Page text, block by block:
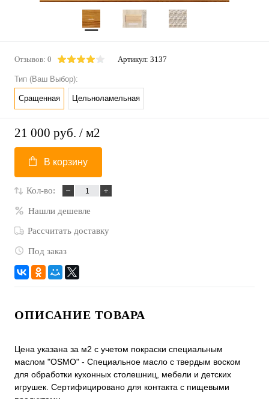
Отзывов: 0 Артикул: 3137
Тип (Ваш Выбор):
Сращенная Цельноламельная
21 000 руб. / м2
В корзину
Кол-во:
Нашли дешевле
Рассчитать доставку
Под заказ
ОПИСАНИЕ ТОВАРА
Цена указана за м2 с учетом покраски специальным
маслом "OSMO" - Специальное масло с твердым воском
для обработки кухонных столешниц, мебели и детских
игрушек. Сертифицировано для контакта с пищевыми